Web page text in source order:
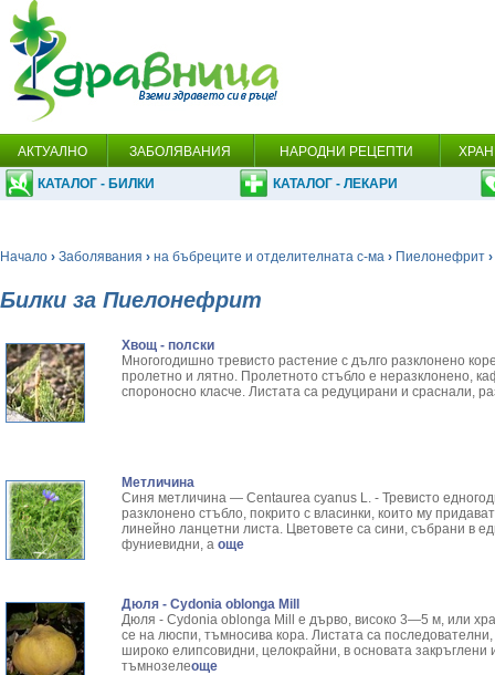
АКТУАЛНО ЗАБОЛЯВАНИЯ НАРОДНИ РЕЦЕПТИ
КАТАЛОГ - БИЛКИ КАТАЛОГ - ЛЕКАРИ
Начало › Заболявания › на бъбреците и отделителната с-ма › Пиелонефрит
Билки за Пиелонефрит
Хвощ - полски
Многогодишно тревисто растение с дълго разклонено
пролетно и лятно. Пролетното стъбло е неразклонено,
спороносно класче. Листата са редуцирани и сраснали,
Метличина
Синя метличина — Centaurea суanus L. - Тревисто
разклонено стъбло, покрито с власинки, които му
линейно ланцетни листа. Цветовете са сини, събрани в
фуниевидни, а още
Дюля - Cydonia oblonga Mill
Дюля - Cydonia oblonga Mill е дърво, високо 3—5 м, или
се на люспи, тъмносива кора. Листата са
широко елипсо­видни, целокрайни, в основата закръглени
тъмнозелеоще